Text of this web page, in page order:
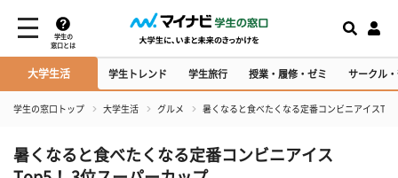
学生の
窓口とは
大学生活 学生トレンド 学生旅行 授業・履修・ゼミ サークル
学生の窓口トップ 大学生活 グルメ 暑くなると食べたくなる定番コンビニアイス
暑くなると食べたくなる定番コンビニアイス